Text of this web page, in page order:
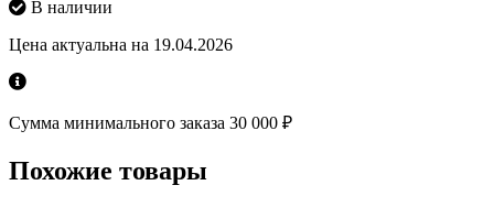
В наличии
Цена актуальна на 19.04.2026
Сумма минимального заказа 30 000 ₽
Похожие товары